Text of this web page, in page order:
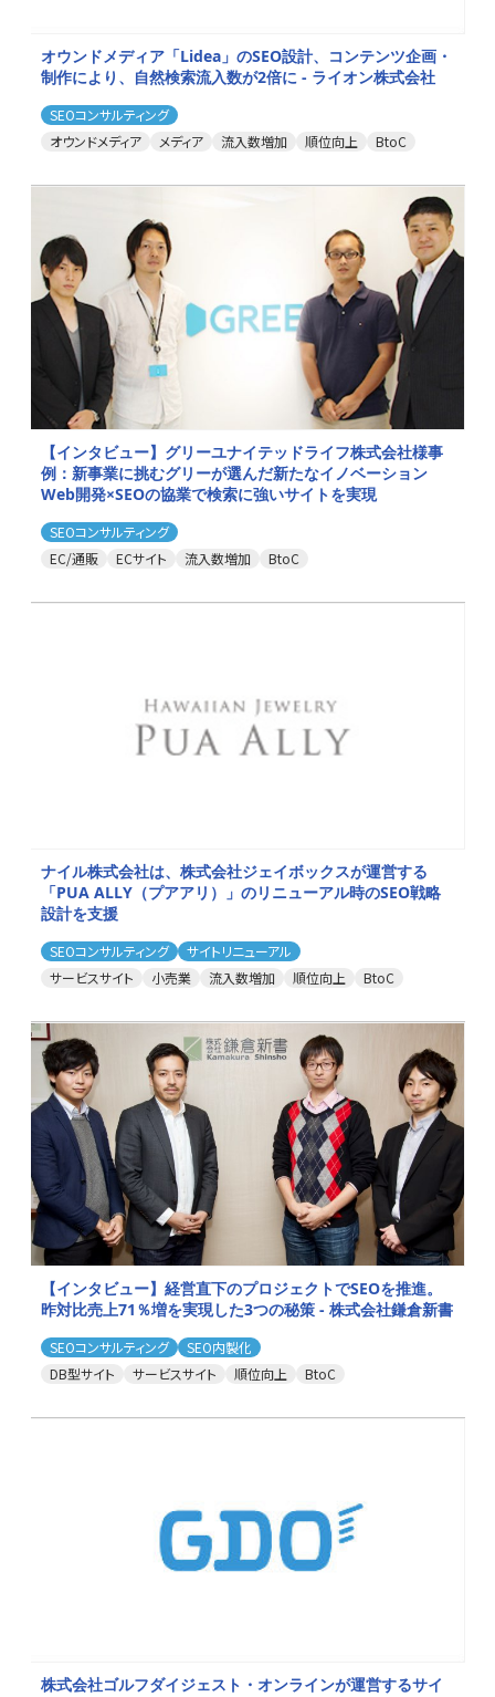
オウンドメディア「Lidea」のSEO設計、コンテンツ企画・
制作により、自然検索流入数が2倍に - ライオン株式会社
SEOコンサルティング
オウンドメディア
メディア 流入数増加 順位向上 BtoC
【インタビュー】グリーユナイテッドライフ株式会社様事
例：新事業に挑むグリーが選んだ新たなイノベーション
Web開発×SEOの協業で検索に強いサイトを実現
SEOコンサルティング
EC/通販
ECサイト 流入数増加 BtoC
ナイル株式会社は、株式会社ジェイボックスが運営する
「PUA ALLY（プアアリ）」のリニューアル時のSEO戦略
設計を支援
SEOコンサルティング
サイトリニューアル
サービスサイト
小売業 流入数増加 順位向上 BtoC
【インタビュー】経営直下のプロジェクトでSEOを推進。
昨対比売上71％増を実現した3つの秘策 - 株式会社鎌倉新書
SEOコンサルティング
SEO内製化
DB型サイト
サービスサイト 順位向上 BtoC
株式会社ゴルフダイジェスト・オンラインが運営するサイ